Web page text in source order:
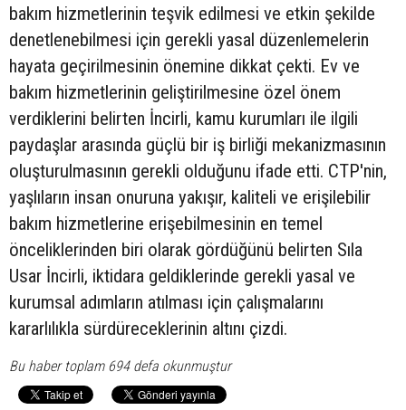
bakım hizmetlerinin teşvik edilmesi ve etkin şekilde
denetlenebilmesi için gerekli yasal düzenlemelerin
hayata geçirilmesinin önemine dikkat çekti. Ev ve
bakım hizmetlerinin geliştirilmesine özel önem
verdiklerini belirten İncirli, kamu kurumları ile ilgili
paydaşlar arasında güçlü bir iş birliği mekanizmasının
oluşturulmasının gerekli olduğunu ifade etti. CTP'nin,
yaşlıların insan onuruna yakışır, kaliteli ve erişilebilir
bakım hizmetlerine erişebilmesinin en temel
önceliklerinden biri olarak gördüğünü belirten Sıla
Usar İncirli, iktidara geldiklerinde gerekli yasal ve
kurumsal adımların atılması için çalışmalarını
kararlılıkla sürdüreceklerinin altını çizdi.
Bu haber toplam 694 defa okunmuştur